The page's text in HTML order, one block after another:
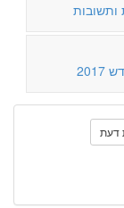
ותשובות
דעת